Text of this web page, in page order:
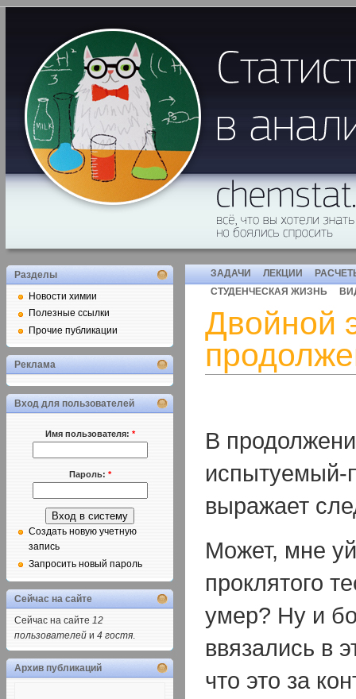
ЗАДАЧИ ЛЕКЦИИ
СТУДЕНЧЕСКАЯ ЖИЗНЬ
Двойной
В
испытуемый-
выражает
Может, мне
проклятого
умер? Ну и
ввязались в
что это за
Разделы
Новости химии
Полезные ссылки
Прочие публикации
Реклама
Вход для пользователей
Имя пользователя: *
Пароль: *
Создать новую учетную
запись
Запросить новый пароль
Сейчас на сайте
Сейчас на сайте 12
пользователей и 4 гостя.
Архив публикаций